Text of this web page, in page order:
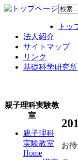
トッ
法人紹介
サイトマップ
リンク
基礎科学研究所
親子理科実験教
室
親子理科
実験教室
Home
お